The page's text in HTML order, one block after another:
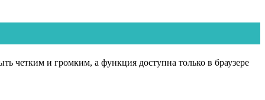
четким и громким, а функция доступна только в браузере